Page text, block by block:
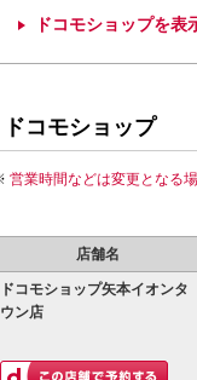
ドコモショップを表
ドコモショップ
営業時間などは変更となる
店舗名
ドコモショップ矢本イオンタ
ウン店